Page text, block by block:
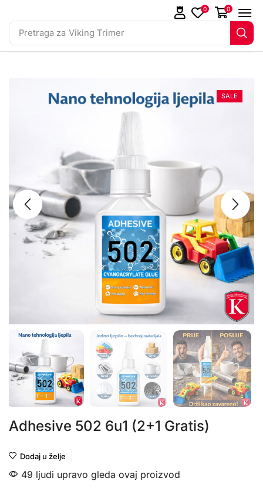
Pretraga za Viking Trimer
0 0
SALE
Adhesive 502 6u1 (2+1 Gratis)
Dodaj u želje
49 ljudi upravo gleda ovaj proizvod